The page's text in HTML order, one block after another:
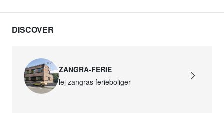
DISCOVER
ZANGRA-FERIE
lej zangras ferieboliger